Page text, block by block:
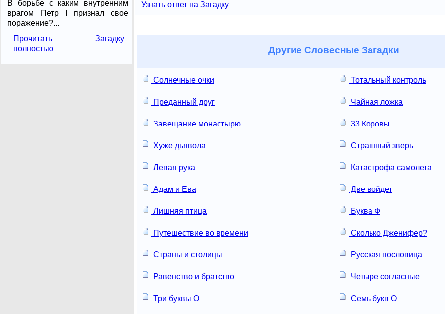
В борьбе с каким внутренним
врагом Петр I признал свое
поражение?...
Прочитать Загадку
полностью
Узнать ответ на Загадку
Другие Словесные Загадки
Солнечные очки Тотальный контроль
Преданный друг Чайная ложка
Завещание монастырю 33 Коровы
Хуже дьявола Страшный зверь
Левая рука Катастрофа самолета
Адам и Ева Две войдет
Лишняя птица Буква Ф
Путешествие во времени Сколько Дженифер?
Страны и столицы Русская пословица
Равенство и братство Четыре согласные
Три буквы О Семь букв О